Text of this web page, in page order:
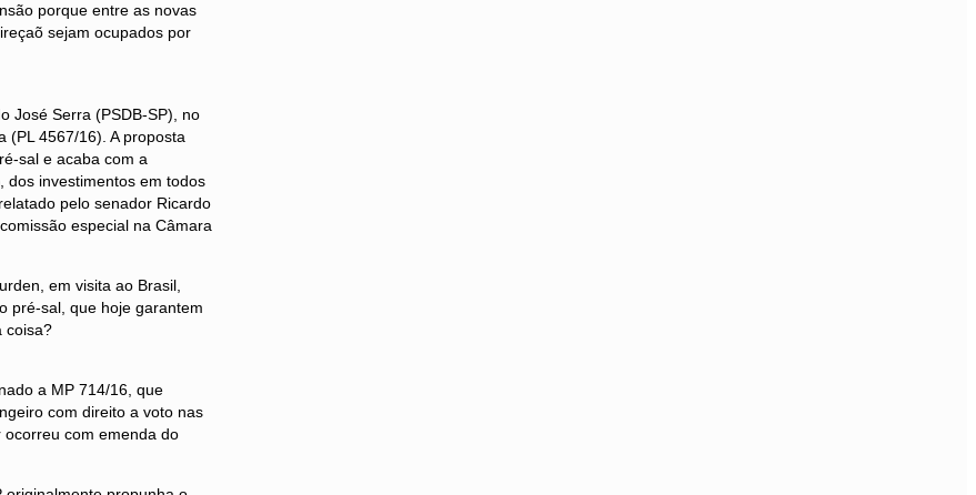
porque entre as novas
sejam ocupados por
José Serra (PSDB-SP), no
(PL 4567/16). A proposta
sal e acaba com a
dos investimentos em todos
pelo senador Ricardo
especial na Câmara
em visita ao Brasil,
pré-sal, que hoje garantem
coisa?
a MP 714/16, que
com direito a voto nas
ocorreu com emenda do